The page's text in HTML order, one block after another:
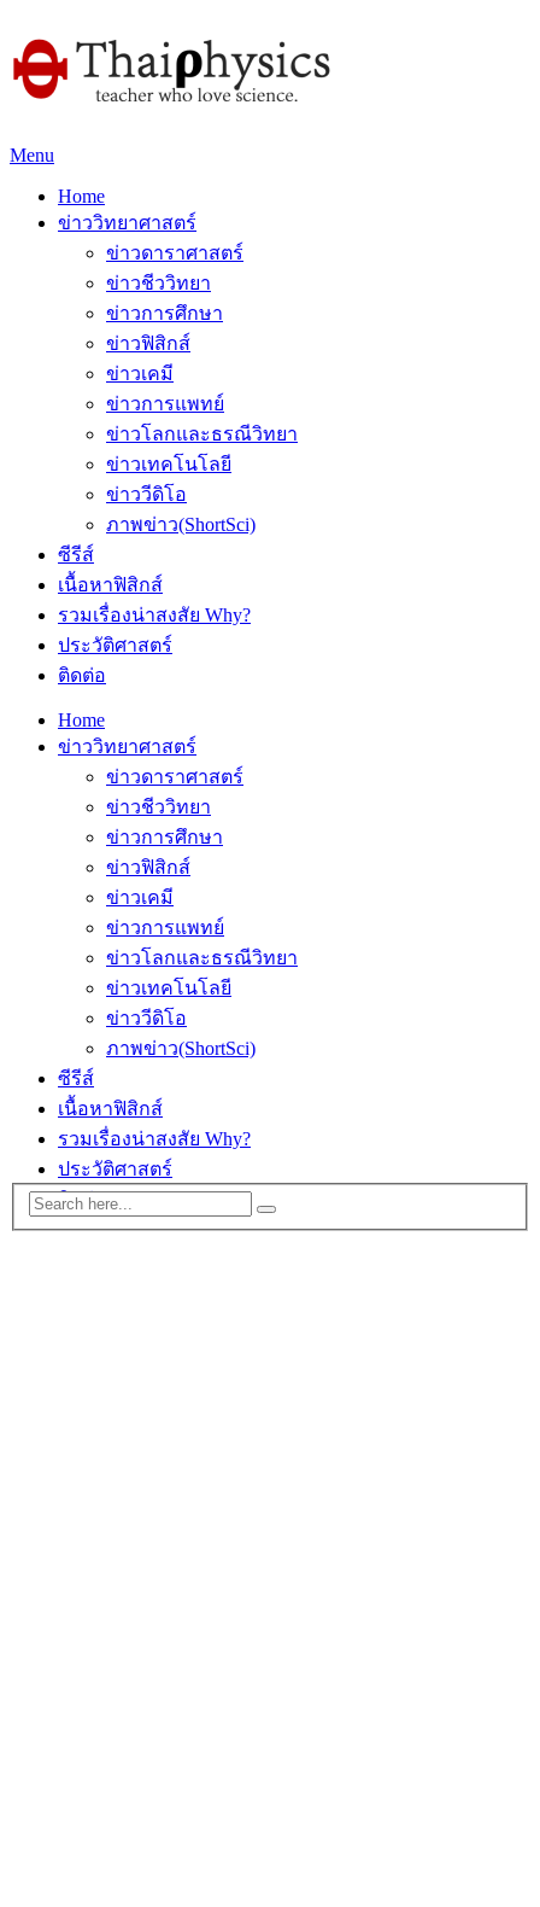
Menu
Home
ข่าววิทยาศาสตร์
ข่าวดาราศาสตร์
ข่าวชีววิทยา
ข่าวการศึกษา
ข่าวฟิสิกส์
ข่าวเคมี
ข่าวการแพทย์
ข่าวโลกและธรณีวิทยา
ข่าวเทคโนโลยี
ข่าววีดิโอ
ภาพข่าว(ShortSci)
ซีรีส์
เนื้อหาฟิสิกส์
รวมเรื่องน่าสงสัย Why?
ประวัติศาสตร์
ติดต่อ
Home
ข่าววิทยาศาสตร์
ข่าวดาราศาสตร์
ข่าวชีววิทยา
ข่าวการศึกษา
ข่าวฟิสิกส์
ข่าวเคมี
ข่าวการแพทย์
ข่าวโลกและธรณีวิทยา
ข่าวเทคโนโลยี
ข่าววีดิโอ
ภาพข่าว(ShortSci)
ซีรีส์
เนื้อหาฟิสิกส์
รวมเรื่องน่าสงสัย Why?
ประวัติศาสตร์
ติดต่อ